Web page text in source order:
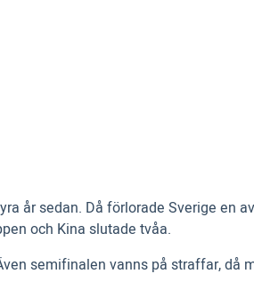
år sedan. Då förlorade Sverige en
och Kina slutade tvåa.
semifinalen vanns på straffar, då